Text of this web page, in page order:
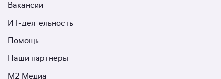
Вакансии
ИТ-деятельность
Помощь
Наши партнёры
М2 Медиа